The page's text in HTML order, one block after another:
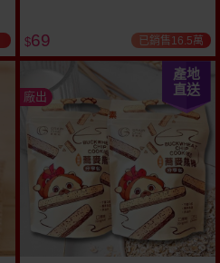
$69 已銷售16.5萬
廠出
產地
直送